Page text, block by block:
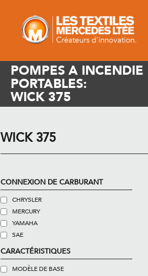
POMPES A INCENDIE
PORTABLES:
WICK 375
WICK 375
CONNEXION DE CARBURANT
CHRYSLER
MERCURY
YAMAHA
SAE
CARACTÉRISTIQUES
MODÈLE DE BASE